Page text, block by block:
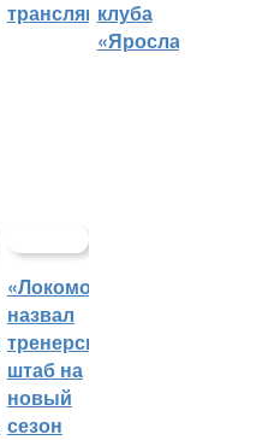
трансляцийклуба
«Ярославич»
«Локомотив»
назвал
тренерский
штаб на
новый
сезон